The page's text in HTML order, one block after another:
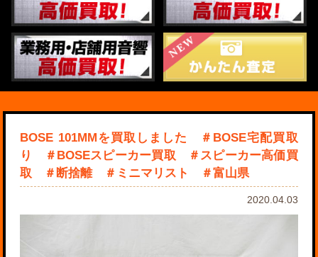
BOSE 101MMを買取しました ＃BOSE宅配買取
り ＃BOSEスピーカー買取 ＃スピーカー高価買
取 ＃断捨離 ＃ミニマリスト ＃富山県
2020.04.03